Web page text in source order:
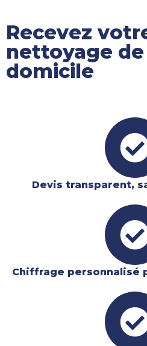
Recevez
nettoyage de
domicile
Devis transparent,
Chiffrage personnalisé